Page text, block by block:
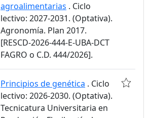
agroalimentarias . Ciclo
lectivo: 2027-2031. (Optativa).
Agronomía. Plan 2017.
[RESCD-2026-444-E-UBA-DCT
FAGRO o C.D. 444/2026].
Principios de genética . Ciclo
lectivo: 2026-2030. (Optativa).
Tecnicatura Universitaria en